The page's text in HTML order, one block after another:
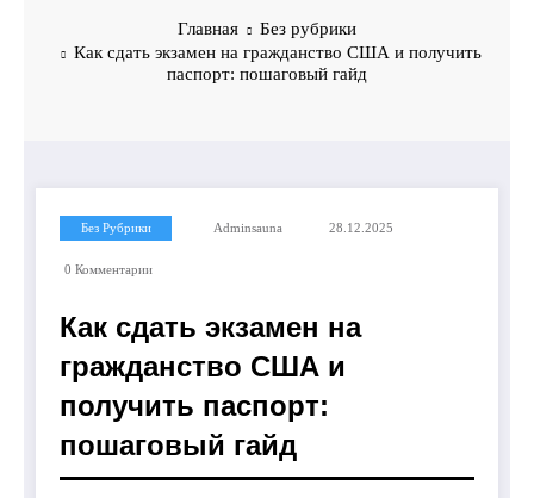
Главная
Без рубрики
Как сдать экзамен на гражданство США и получить
паспорт: пошаговый гайд
Без Рубрики Adminsauna 28.12.2025
0 Комментарии
Как сдать экзамен на
гражданство США и
получить паспорт:
пошаговый гайд